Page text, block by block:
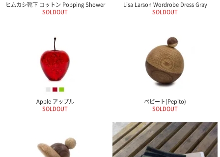
ヒムカシ靴下 コットン Popping Shower
SOLDOUT
Lisa Larson Wordrobe Dress Gray
SOLDOUT
Apple アップル
SOLDOUT
ペピート(Pepito)
SOLDOUT